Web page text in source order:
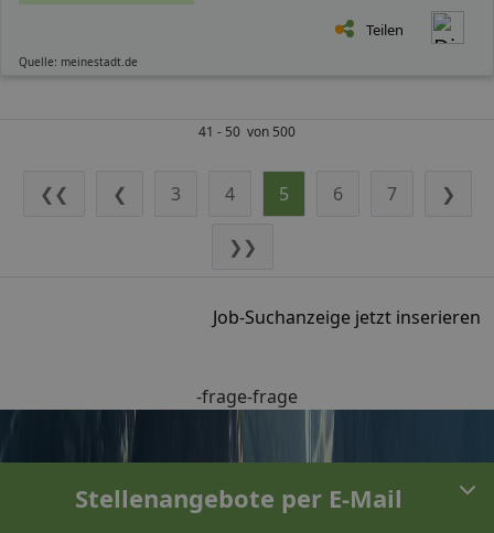
Teilen
Quelle: meinestadt.de
41 - 50 von 500
❮❮ ❮ 3 4 5 6 7 ❯
❯❯
Job-Suchanzeige jetzt inserieren
-frage-frage
Stellenangebote per E-Mail